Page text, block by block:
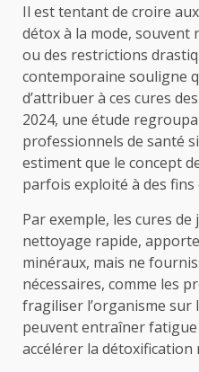
Il est tentant de croire
détox à la mode, souvent
ou des restrictions
contemporaine souligne
d’attribuer à ces cures
2024, une étude
professionnels de santé
estiment que le concept
parfois exploité à des fins
Par exemple, les cures
nettoyage rapide,
minéraux, mais ne
nécessaires, comme les
fragiliser l’organisme sur
peuvent entraîner
accélérer la détoxification